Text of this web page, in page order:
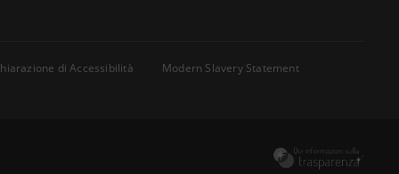
di Accessibilità
Modern Slavery Statement